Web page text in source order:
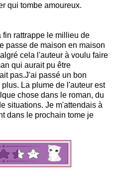
qui tombe amoureux.
fin rattrappe le millieu de
passe de maison en maison
cela l'auteur à voulu faire
qui aurait pu être
pas.J'ai passé un bon
La plume de l'auteur est
chose dans le roman, du
situations. Je m'attendais à
dans le prochain tome je